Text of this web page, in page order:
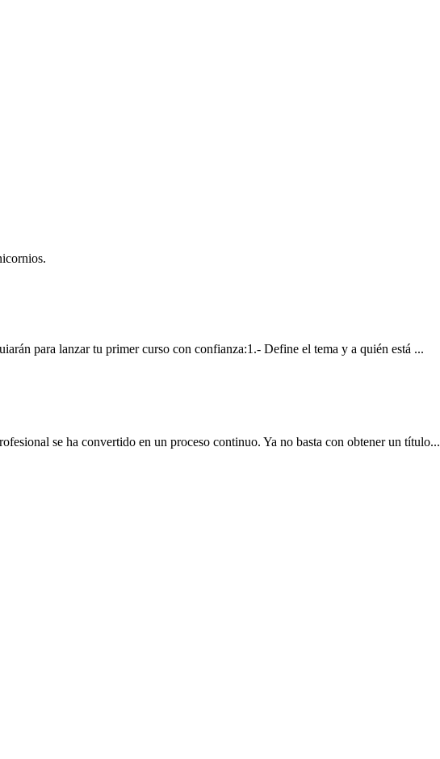
para lanzar tu primer curso con confianza:1.- Define el tema y a quién está ...
se ha convertido en un proceso continuo. Ya no basta con obtener un título...